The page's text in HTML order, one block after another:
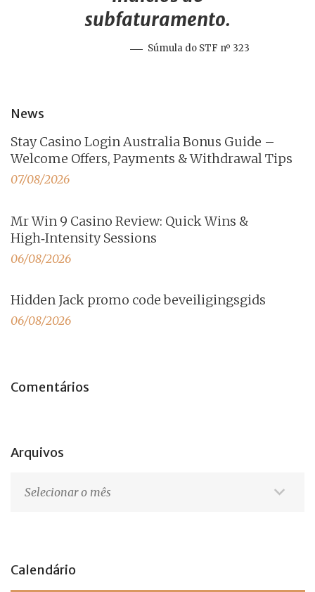
subfaturamento.
Súmula do STF nº 323
News
Stay Casino Login Australia Bonus Guide –
Welcome Offers, Payments & Withdrawal Tips
07/08/2026
Mr Win 9 Casino Review: Quick Wins &
High‑Intensity Sessions
06/08/2026
Hidden Jack promo code beveiligingsgids
06/08/2026
Comentários
Arquivos
Calendário